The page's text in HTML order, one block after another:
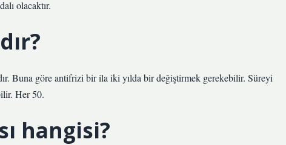
olacaktır.
Buna göre antifrizi bir ila iki yılda bir değiştirmek gerekebilir. Süreyi
Her 50.
hangisi?